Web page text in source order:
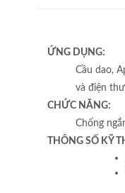
ỨNG DỤNG:
Cầu dao,
và điện
CHỨC NĂNG:
Chống
THÔNG SỐ KỸ